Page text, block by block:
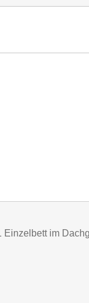
Einzelbett im